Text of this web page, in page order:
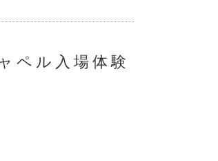
ペル入場体験